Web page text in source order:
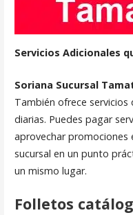
Servicios Adicionales
Soriana Sucursal
También ofrece
diarias. Puedes pagar
aprovechar promociones
sucursal en un punto
un mismo lugar.
Folletos